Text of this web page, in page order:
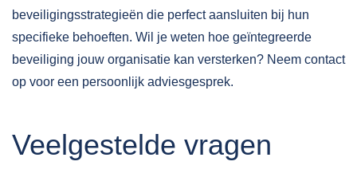
beveiligingsstrategieën die perfect aansluiten bij hun
specifieke behoeften. Wil je weten hoe geïntegreerde
beveiliging jouw organisatie kan versterken? Neem contact
op voor een persoonlijk adviesgesprek.
Veelgestelde vragen